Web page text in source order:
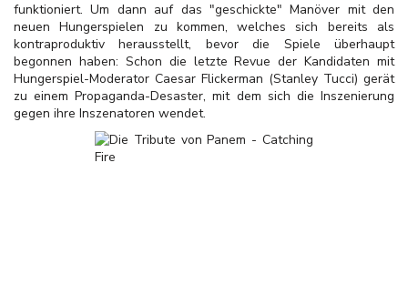
funktioniert. Um dann auf das "geschickte" Manöver mit den
neuen Hungerspielen zu kommen, welches sich bereits als
kontraproduktiv herausstellt, bevor die Spiele überhaupt
begonnen haben: Schon die letzte Revue der Kandidaten mit
Hungerspiel-Moderator Caesar Flickerman (Stanley Tucci) gerät
zu einem Propaganda-Desaster, mit dem sich die Inszenierung
gegen ihre Inszenatoren wendet.